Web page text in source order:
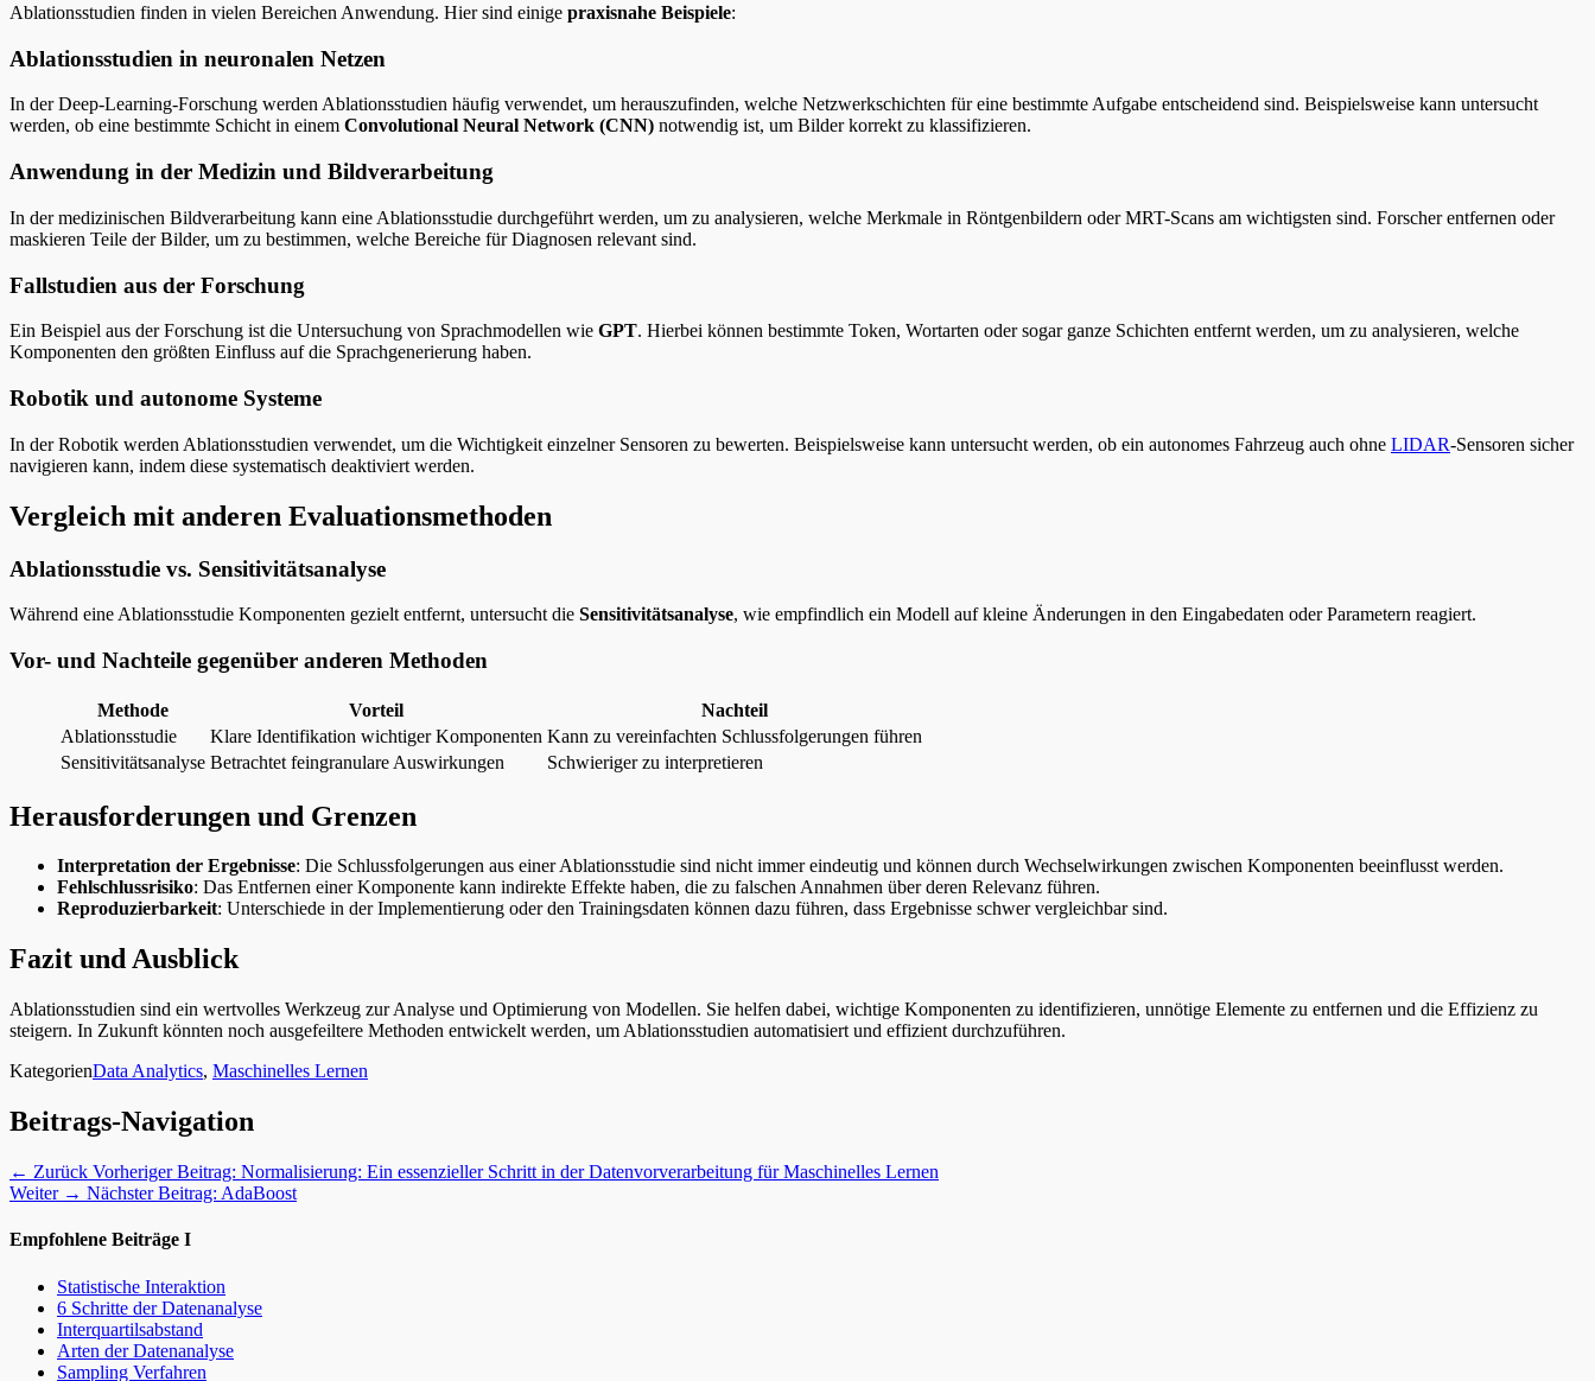
Ablationsstudien finden in vielen Bereichen Anwendung. Hier sind einige praxisnahe Beispiele:
Ablationsstudien in neuronalen Netzen
In der Deep-Learning-Forschung werden Ablationsstudien häufig verwendet, um herauszufinden, welche Netzwerkschichten für eine bestimmte Aufgabe entscheidend sind. Beispielsweise kann untersucht
werden, ob eine bestimmte Schicht in einem Convolutional Neural Network (CNN) notwendig ist, um Bilder korrekt zu klassifizieren.
Anwendung in der Medizin und Bildverarbeitung
In der medizinischen Bildverarbeitung kann eine Ablationsstudie durchgeführt werden, um zu analysieren, welche Merkmale in Röntgenbildern oder MRT-Scans am wichtigsten sind. Forscher entfernen oder
maskieren Teile der Bilder, um zu bestimmen, welche Bereiche für Diagnosen relevant sind.
Fallstudien aus der Forschung
Ein Beispiel aus der Forschung ist die Untersuchung von Sprachmodellen wie GPT. Hierbei können bestimmte Token, Wortarten oder sogar ganze Schichten entfernt werden, um zu analysieren, welche
Komponenten den größten Einfluss auf die Sprachgenerierung haben.
Robotik und autonome Systeme
In der Robotik werden Ablationsstudien verwendet, um die Wichtigkeit einzelner Sensoren zu bewerten. Beispielsweise kann untersucht werden, ob ein autonomes Fahrzeug auch ohne LIDAR-Sensoren sicher
navigieren kann, indem diese systematisch deaktiviert werden.
Vergleich mit anderen Evaluationsmethoden
Ablationsstudie vs. Sensitivitätsanalyse
Während eine Ablationsstudie Komponenten gezielt entfernt, untersucht die Sensitivitätsanalyse, wie empfindlich ein Modell auf kleine Änderungen in den Eingabedaten oder Parametern reagiert.
Vor- und Nachteile gegenüber anderen Methoden
Methode Vorteil
Nachteil
Ablationsstudie
Klare Identifikation wichtiger Komponenten Kann zu vereinfachten Schlussfolgerungen führen
Sensitivitätsanalyse Betrachtet feingranulare Auswirkungen Schwieriger zu interpretieren
Herausforderungen und Grenzen
Interpretation der Ergebnisse: Die Schlussfolgerungen aus einer Ablationsstudie sind nicht immer eindeutig und können durch Wechselwirkungen zwischen Komponenten beeinflusst werden.
Fehlschlussrisiko: Das Entfernen einer Komponente kann indirekte Effekte haben, die zu falschen Annahmen über deren Relevanz führen.
Reproduzierbarkeit: Unterschiede in der Implementierung oder den Trainingsdaten können dazu führen, dass Ergebnisse schwer vergleichbar sind.
Fazit und Ausblick
Ablationsstudien sind ein wertvolles Werkzeug zur Analyse und Optimierung von Modellen. Sie helfen dabei, wichtige Komponenten zu identifizieren, unnötige Elemente zu entfernen und die Effizienz zu
steigern. In Zukunft könnten noch ausgefeiltere Methoden entwickelt werden, um Ablationsstudien automatisiert und effizient durchzuführen.
KategorienData Analytics, Maschinelles Lernen
Beitrags-Navigation
← Zurück Vorheriger Beitrag: Normalisierung: Ein essenzieller Schritt in der Datenvorverarbeitung für Maschinelles Lernen
Weiter → Nächster Beitrag: AdaBoost
Empfohlene Beiträge I
Statistische Interaktion
6 Schritte der Datenanalyse
Interquartilsabstand
Arten der Datenanalyse
Sampling Verfahren